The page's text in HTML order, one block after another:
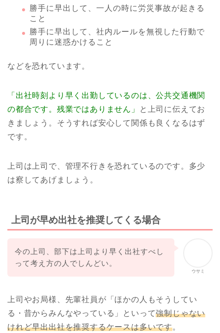
勝手に早出して、一人の時に労災事故が起きる
こと
勝手に早出して、社内ルールを無視した行動で
周りに迷惑かけること
などを恐れています。
「出社時刻より早く出勤しているのは、公共交通機関
の都合です。残業ではありません」
と上司に伝えてお
きましょう。そうすれば安心して関係も良くなるはず
です。
上司は上司で、管理不行きを恐れているのです。多少
は察してあげましょう。
上司が早め出社を推奨してくる場合
ウサミ
今の上司、部下は上司より早く出社すべし
って考え方の人でしんどい。
上司やお局様、先輩社員が「ほかの人もそうしてい
る・昔からみんなやっている」といって強制じゃない
けれど早出出社を推奨するケースは多いです。